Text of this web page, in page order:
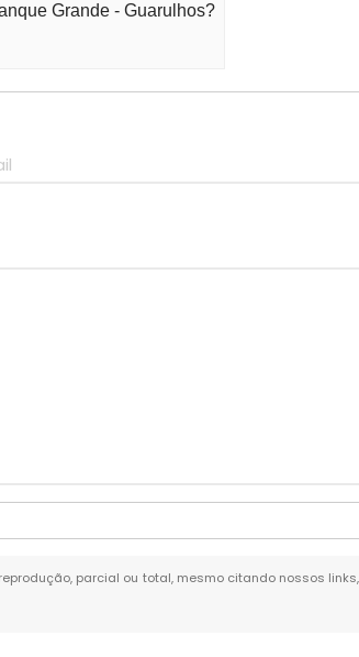
Grande - Guarulhos?
parcial ou total, mesmo citando nossos